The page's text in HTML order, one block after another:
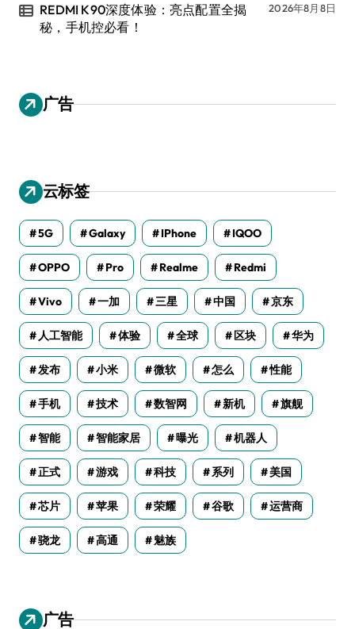
REDMI K90深度体验：亮点配置全揭
秘，手机控必看！
2026年8月8日
广告
云标签
5G Galaxy IPhone IQOO
OPPO Pro Realme Redmi
Vivo 一加 三星 中国 京东
人工智能 体验 全球 区块 华为
发布 小米 微软 怎么 性能
手机 技术 数智网 新机 旗舰
智能 智能家居 曝光 机器人
正式 游戏 科技 系列 美国
芯片 苹果 荣耀 谷歌 运营商
骁龙 高通 魅族
广告